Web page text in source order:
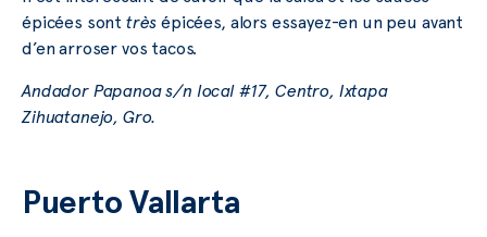
épicées sont très épicées, alors essayez-en un peu avant
d’en arroser vos tacos.
Andador Papanoa s/n local #17, Centro, Ixtapa
Zihuatanejo, Gro.
Puerto Vallarta